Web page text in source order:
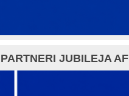
PARTNERI JUBILEJA AF